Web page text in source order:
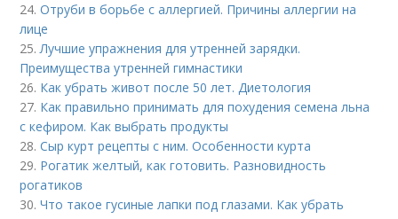
24.Отруби в борьбе с аллергией. Причины аллергии на
лице
25.Лучшие упражнения для утренней зарядки.
Преимущества утренней гимнастики
26. Как убрать живот после 50 лет. Диетология
27. Как правильно принимать для похудения семена льна
с кефиром. Как выбрать продукты
28.Сыр курт рецепты с ним. Особенности курта
29. Рогатик желтый, как готовить. Разновидность
рогатиков
30.Что такое гусиные лапки под глазами. Как убрать